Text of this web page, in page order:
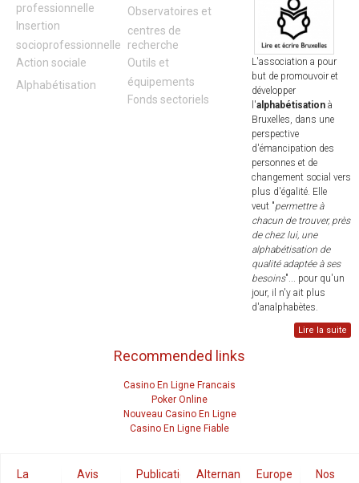
professionnelle
Insertion
socioprofessionnelle
Action sociale
Alphabétisation
Observatoires et
centres de
recherche
Outils et
équipements
Fonds sectoriels
L'association a pour
but de promouvoir et
développer
l'alphabétisationà
Bruxelles, dans une
perspective
d'émancipation des
personnes et de
changement social vers
plus d'égalité. Elle
veut "permettre à
chacun de trouver, près
de chez lui, une
alphabétisation de
qualité adaptée à ses
besoins"... pour qu'un
jour, il n'y ait plus
d'analphabètes.
Lire la suite
Recommended links
Casino En Ligne Francais
Poker Online
Nouveau Casino En Ligne
Casino En Ligne Fiable
La
Avis PublicationsAlternance Europe
Nos